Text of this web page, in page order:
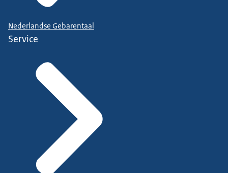
Nederlandse Gebarentaal
Service